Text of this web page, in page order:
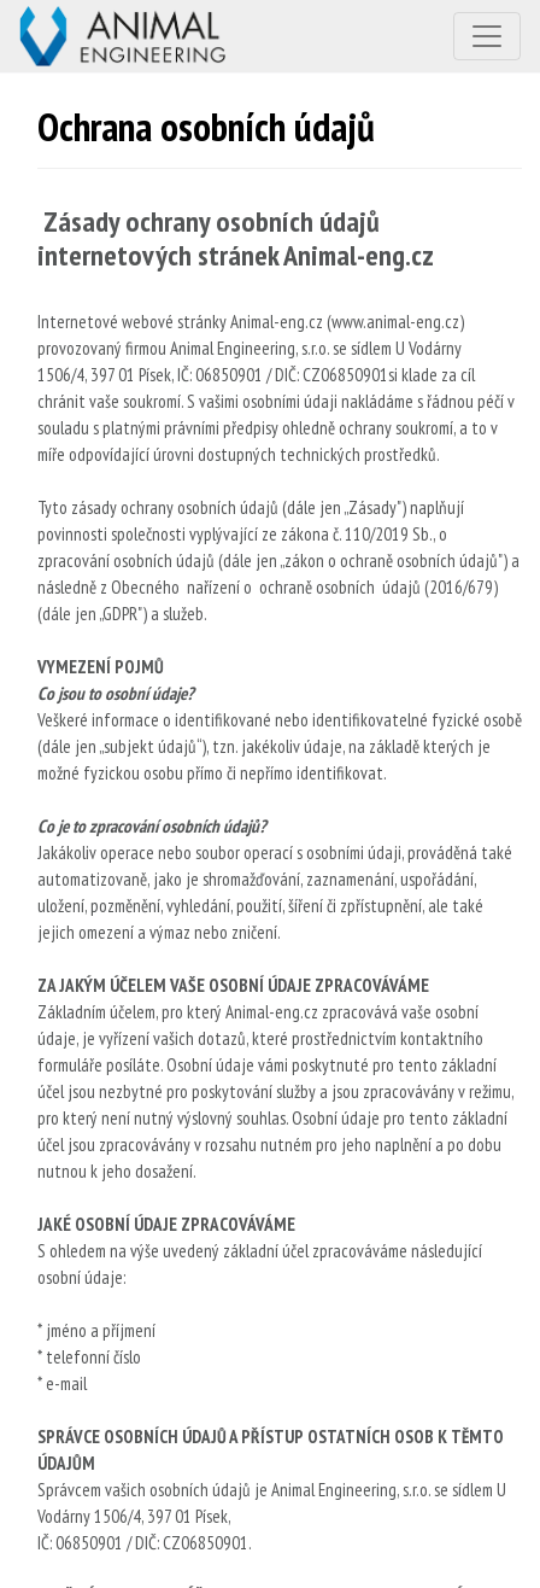
Ochrana osobních údajů
Zásady ochrany osobních údajů
internetových stránek Animal-eng.cz
Internetové webové stránky Animal-eng.cz (www.animal-eng.cz)
provozovaný firmou Animal Engineering, s.r.o. se sídlem U Vodárny
1506/4, 397 01 Písek, IČ: 06850901 / DIČ: CZ06850901si klade za cíl
chránit vaše soukromí. S vašimi osobními údaji nakládáme s řádnou péčí v
souladu s platnými právními předpisy ohledně ochrany soukromí, a to v
míře odpovídající úrovni dostupných technických prostředků.
Tyto zásady ochrany osobních údajů (dále jen „Zásady") naplňují
povinnosti společnosti vyplývající ze zákona č. 110/2019 Sb., o
zpracování osobních údajů (dále jen „zákon o ochraně osobních údajů") a
následně z Obecného nařízení o ochraně osobních údajů (2016/679)
(dále jen „GDPR") a služeb.
VYMEZENÍ POJMŮ
Co jsou to osobní údaje?
Veškeré informace o identifikované nebo identifikovatelné fyzické osobě
(dále jen „subjekt údajů“), tzn. jakékoliv údaje, na základě kterých je
možné fyzickou osobu přímo či nepřímo identifikovat.
Co je to zpracování osobních údajů?
Jakákoliv operace nebo soubor operací s osobními údaji, prováděná také
automatizovaně, jako je shromažďování, zaznamenání, uspořádání,
uložení, pozměnění, vyhledání, použití, šíření či zpřístupnění, ale také
jejich omezení a výmaz nebo zničení.
ZA JAKÝM ÚČELEM VAŠE OSOBNÍ ÚDAJE ZPRACOVÁVÁME
Základním účelem, pro který Animal-eng.cz zpracovává vaše osobní
údaje, je vyřízení vašich dotazů, které prostřednictvím kontaktního
formuláře posíláte. Osobní údaje vámi poskytnuté pro tento základní
účel jsou nezbytné pro poskytování služby a jsou zpracovávány v režimu,
pro který není nutný výslovný souhlas. Osobní údaje pro tento základní
účel jsou zpracovávány v rozsahu nutném pro jeho naplnění a po dobu
nutnou k jeho dosažení.
JAKÉ OSOBNÍ ÚDAJE ZPRACOVÁVÁME
S ohledem na výše uvedený základní účel zpracováváme následující
osobní údaje:
* jméno a příjmení
* telefonní číslo
* e-mail
SPRÁVCE OSOBNÍCH ÚDAJŮ A PŘÍSTUP OSTATNÍCH OSOB K TĚMTO
ÚDAJŮM
Správcem vašich osobních údajů je Animal Engineering, s.r.o. se sídlem U
Vodárny 1506/4, 397 01 Písek,
IČ: 06850901 / DIČ: CZ06850901.